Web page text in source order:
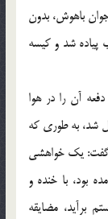
باهوش، بدون
شد و كيسه
آن را در هوا
شد، به طوري كه
گفت: يك خواهشي
بود، با خنده و
برآيد، مضايقه